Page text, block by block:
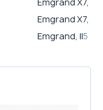
Emgrand X7, I
Emgrand, II5